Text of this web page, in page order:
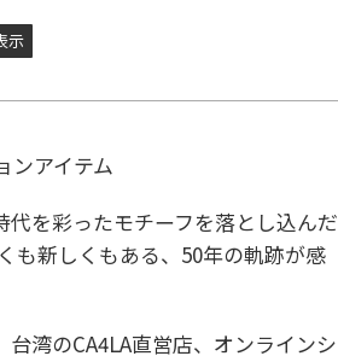
示
ンアイテム
を彩ったモチーフを落とし込んだ
も新しくもある、50年の軌跡が感
湾のCA4LA直営店、オンラインシ